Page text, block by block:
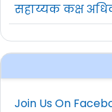
सहाय्यक कक्ष
Join Us On